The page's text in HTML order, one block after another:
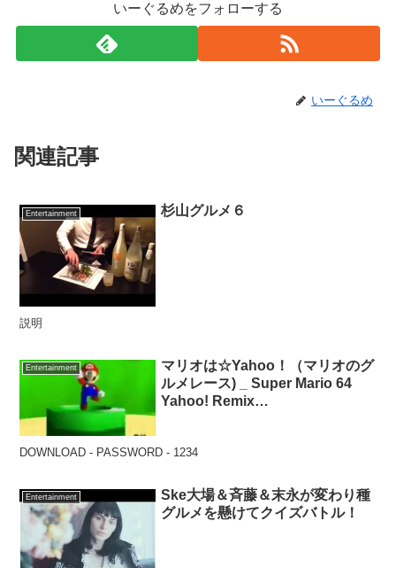
いーぐるめをフォローする
いーぐるめ
関連記事
Entertainment 杉山グルメ６
説明
Entertainment
マリオは☆Yahoo！（マリオのグ
ルメレース) _ Super Mario 64
Yahoo! Remix
DOWNLOAD - PASSWORD - 1234
Entertainment
Ske大場＆斉藤＆末永が変わり種
グルメを懸けてクイズバトル！